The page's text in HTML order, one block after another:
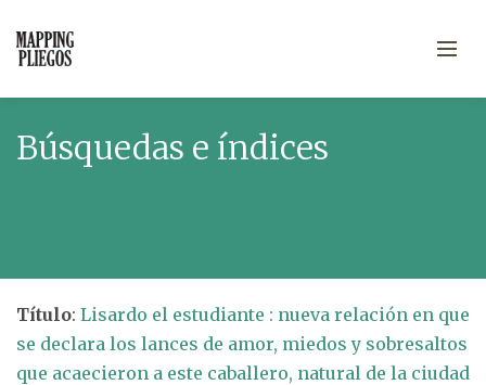
Búsquedas e índices
Título: Lisardo el estudiante : nueva relación en que
se declara los lances de amor, miedos y sobresaltos
que acaecieron a este caballero, natural de la ciudad